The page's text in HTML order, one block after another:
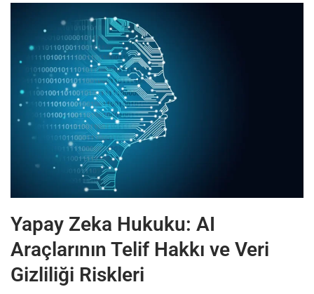
Yapay Zeka Hukuku: AI
Araçlarının Telif Hakkı ve Veri
Gizliliği Riskleri